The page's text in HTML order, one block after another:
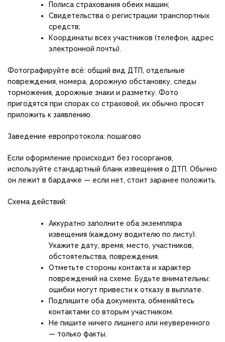
Полиса страхования обеих машин;
Свидетельства о регистрации транспортных
средств;
Координаты всех участников (телефон, адрес
электронной почты).
Фотографируйте всё: общий вид ДТП, отдельные
повреждения, номера, дорожную обстановку, следы
торможения, дорожные знаки и разметку. Фото
пригодятся при спорах со страховой, их обычно просят
приложить к заявлению.
Заведение европротокола: пошагово
Если оформление происходит без госорганов,
используйте стандартный бланк извещения о ДТП. Обычно
он лежит в бардачке — если нет, стоит заранее положить.
Схема действий:
Аккуратно заполните оба экземпляра
извещения (каждому водителю по листу).
Укажите дату, время, место, участников,
обстоятельства, повреждения.
Отметьте стороны контакта и характер
повреждений на схеме. Будьте внимательны:
ошибки могут привести к отказу в выплате.
Подпишите оба документа, обменяйтесь
контактами со вторым участником.
Не пишите ничего лишнего или неуверенного
— только факты.